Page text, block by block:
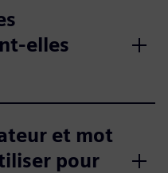
elles
et mot
pour